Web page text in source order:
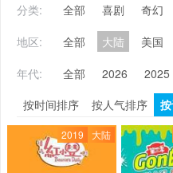
分类: 全部 喜剧 奇幻
地区:
全部 大陆 美国
年代:
全部 2026 2025
按时间排序
按人气排序
2019 大陆